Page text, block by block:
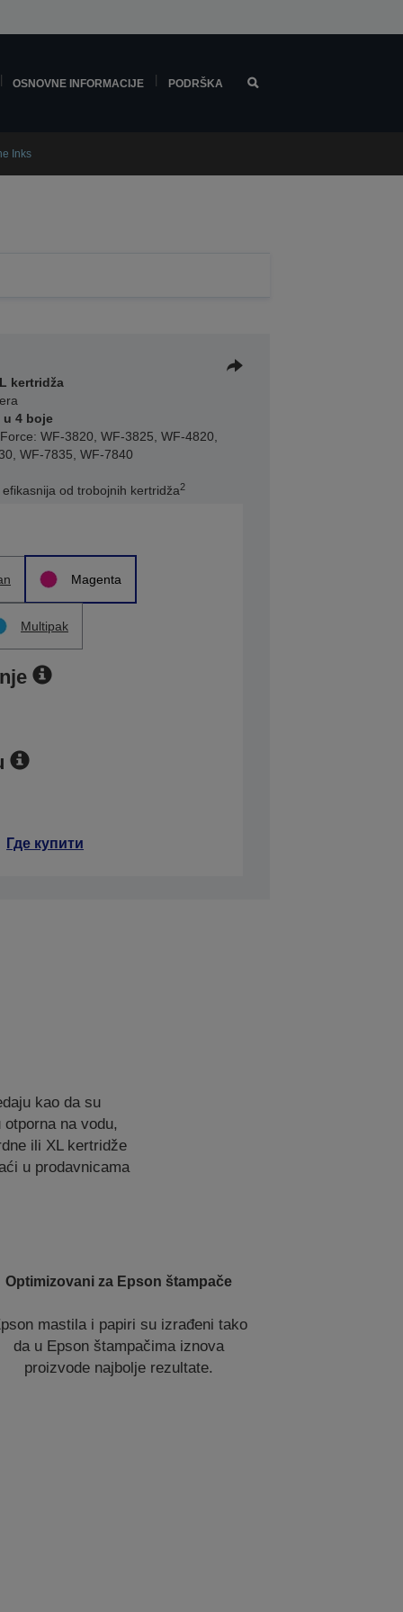
OSNOVNE INFORMACIJE PODRŠKA
Inks
kertridža
u 4 boje
WF-3820, WF-3825, WF-4820,
WF-7835, WF-7840
od trobojnih kertridža2
Magenta
Multipak
Где купити
kao da su
na vodu,
ili XL kertridže
u prodavnicama
Optimizovani za Epson štampače
mastila i papiri su izrađeni tako
da u Epson štampačima iznova
proizvode najbolje rezultate.